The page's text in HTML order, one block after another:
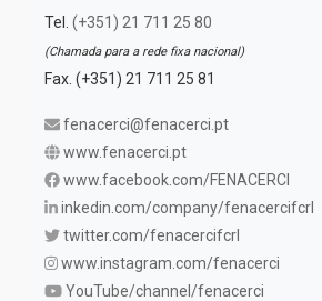
Tel. (+351) 21 711 25 80
(Chamada para a rede fixa nacional)
Fax. (+351) 21 711 25 81
fenacerci@fenacerci.pt
www.fenacerci.pt
www.facebook.com/FENACERCI
inkedin.com/company/fenacercifcrl
twitter.com/fenacercifcrl
www.instagram.com/fenacerci
YouTube/channel/fenacerci